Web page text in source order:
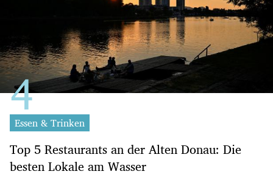
Essen & Trinken
Top 5 Restaurants an der Alten Donau: Die
besten Lokale am Wasser